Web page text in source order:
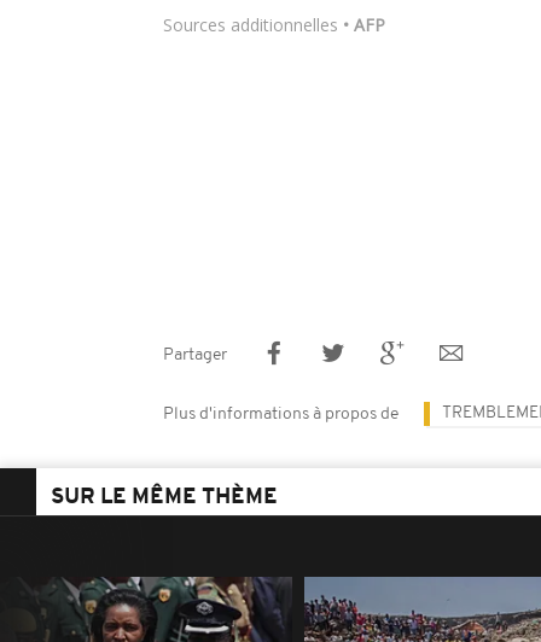
Sources additionnelles • AFP
Partager
Plus d'informations à propos de
SUR LE MÊME THÈME